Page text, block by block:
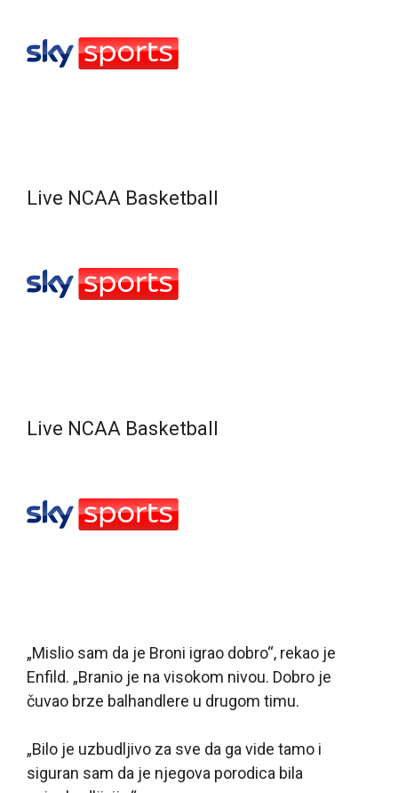
Live NCAA Basketball
Live NCAA Basketball
„Mislio sam da je Broni igrao dobro“, rekao je
Enfild. „Branio je na visokom nivou. Dobro je
čuvao brze balhandlere u drugom timu.
„Bilo je uzbudljivo za sve da ga vide tamo i
siguran sam da je njegova porodica bila